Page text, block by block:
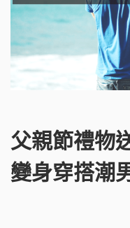
父親節禮物
變身穿搭潮